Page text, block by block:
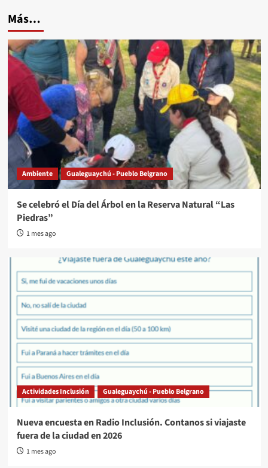
Más…
Ambiente Gualeguaychú - Pueblo Belgrano
Se celebró el Día del Árbol en la Reserva Natural “Las
Piedras”
1 mes ago
Actividades Inclusión Gualeguaychú - Pueblo Belgrano
Nueva encuesta en Radio Inclusión. Contanos si viajaste
fuera de la ciudad en 2026
1 mes ago